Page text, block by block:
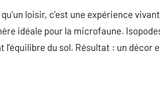
loisir, c’est une expérience
idéale pour la microfaune.
du sol. Résultat : un décor